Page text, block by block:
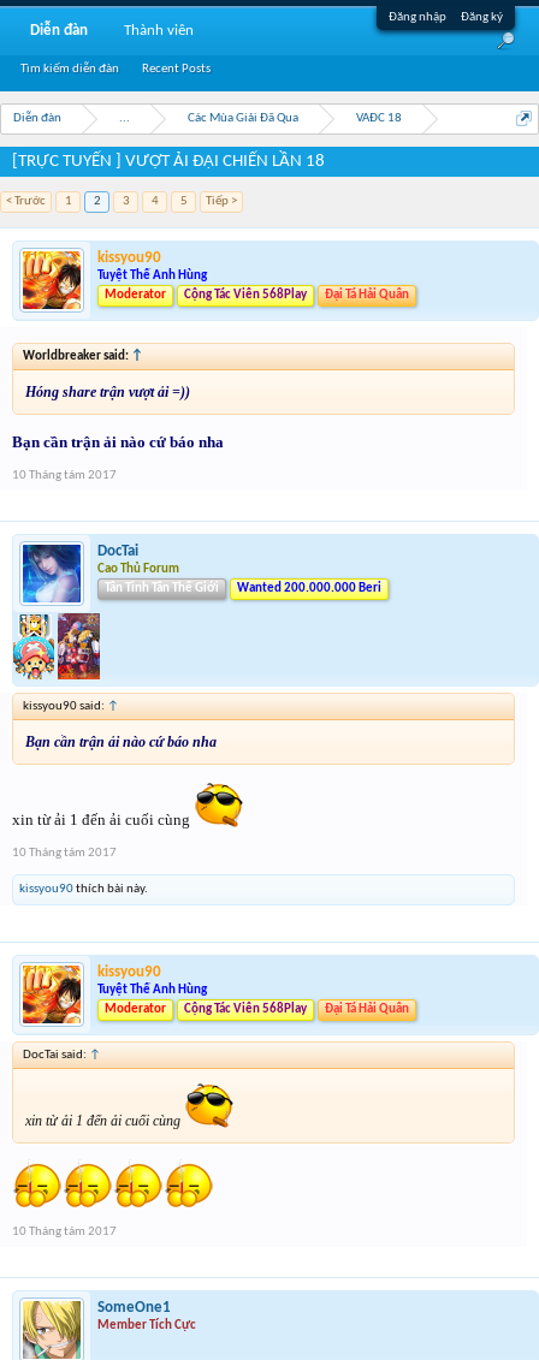
Đăng nhập Đăng ký
Diễn đàn ... Các Mùa Giải Đã Qua VAĐC 18
[TRỰC TUYẾN ] VƯỢT ẢI ĐẠI CHIẾN LẦN 18
< Trước 1 2 3 4 5 Tiếp >
kissyou90
Tuyệt Thế Anh Hùng
Moderator
Cộng Tác Viên 568Play Đại Tá Hải Quân
Worldbreaker said: ↑
Hóng share trận vượt ải =))
Bạn cần trận ải nào cứ báo nha
10 Tháng tám 2017
DocTai
Cao Thủ Forum
Tân Tinh Tân Thế Giới
Wanted 200.000.000 Beri
kissyou90 said: ↑
Bạn cần trận ải nào cứ báo nha
xin từ ải 1 đến ải cuối cùng
10 Tháng tám 2017
kissyou90thích bài này.
kissyou90
Tuyệt Thế Anh Hùng
Moderator
Cộng Tác Viên 568Play Đại Tá Hải Quân
DocTai said: ↑
xin từ ải 1 đến ải cuối cùng
10 Tháng tám 2017
SomeOne1
Member Tích Cực
Diễn đàn
Tìm kiếm diễn đàn Recent Posts
Thành viên